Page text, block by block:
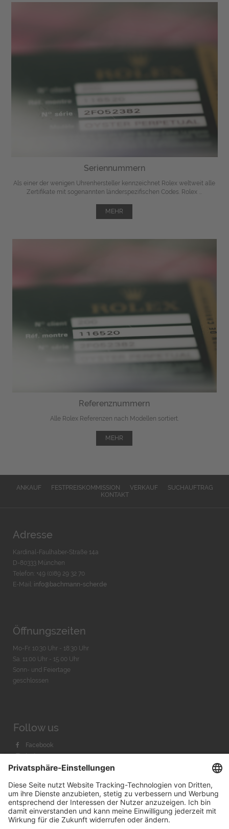
Seriennummern
Als einer der wenigen Uhrenhersteller kennzeichnet Rolex weltweit alle
Zertifikate mit sogenannten länderspezifischen Codes. Rolex ...
MEHR
Referenznummern
Alle Rolex Referenzen nach Modellen sortiert.
MEHR
ANKAUF FESTPREISKOMMISSION VERKAUF
SUCHAUFTRAG
KONTAKT
Adresse
Kardinal-Faulhaber-Straße 14a
D-80333 München
Telefon: +49 (0)89 29 32 70
E-Mail: info@bachmann-scher.de
Öffnungszeiten
Mo-Fr. 10:30 Uhr - 18:30 Uhr
Sa. 11:00 Uhr - 15.00 Uhr
Sonn- und Feiertage
geschlossen
Follow us
Facebook
Instagram
Youtube